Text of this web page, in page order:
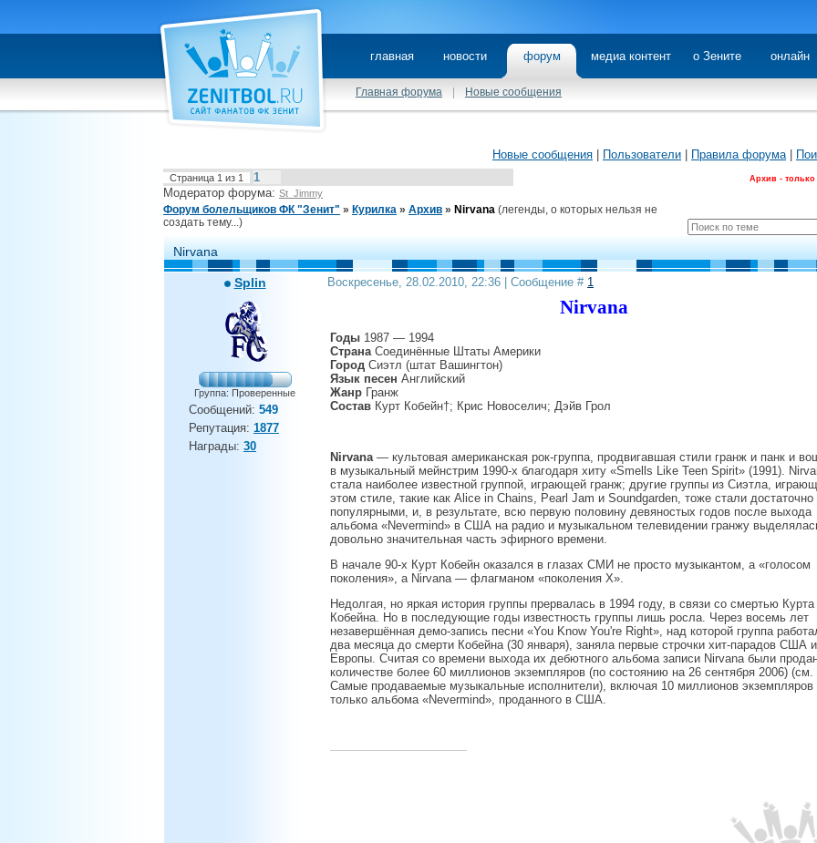
главная новости форум медиа контент о Зените онлайн
Главная форума Новые сообщения
Новые сообщения Пользователи Правила форума|
Страница 1 из 1 1 Архив - только
Модератор форума: St_Jimmy
Форум болельщиков ФК "Зенит" » Курилка » Архив » Nirvana (легенды, о которых нельзя не
создать тему...)
Nirvana
Splin
Группа: Проверенные
Сообщений: 549
Репутация: 1877
Награды: 30
Воскресенье, 28.02.2010, 22:36 | Сообщение # 1
Nirvana
Годы 1987 — 1994
Страна Соединённые Штаты Америки
Город Сиэтл (штат Вашингтон)
Язык песен Английский
Жанр Гранж
Состав Курт Кобейн†; Крис Новоселич; Дэйв Грол
Nirvana — культовая американская рок-группа, продвигавшая стили гранж и панк и
в музыкальный мейнстрим 1990-х благодаря хиту «Smells Like Teen Spirit» (1991).
стала наиболее известной группой, играющей гранж; другие группы из Сиэтла,
этом стиле, такие как Alice in Chains, Pearl Jam и Soundgarden, тоже стали достаточно
популярными, и, в результате, всю первую половину девяностых годов после выхода
альбома «Nevermind» в США на радио и музыкальном телевидении гранжу
довольно значительная часть эфирного времени.
В начале 90-х Курт Кобейн оказался в глазах СМИ не просто музыкантом, а «голосом
поколения», а Nirvana — флагманом «поколения Х».
Недолгая, но яркая история группы прервалась в 1994 году, в связи со смертью Курта
Кобейна. Но в последующие годы известность группы лишь росла. Через восемь лет
незавершённая демо-запись песни «You Know You're Right», над которой группа
два месяца до смерти Кобейна (30 января), заняла первые строчки хит-парадов США и
Европы. Считая со времени выхода их дебютного альбома записи Nirvana были
количестве более 60 миллионов экземпляров (по состоянию на 26 сентября 2006) (см.
Самые продаваемые музыкальные исполнители), включая 10 миллионов экземпляров
только альбома «Nevermind», проданного в США.